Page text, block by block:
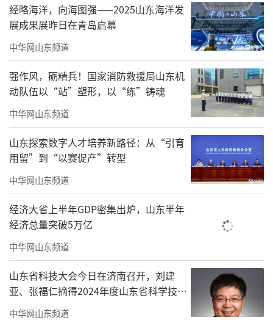
速提质，不断促进文化和旅游深度融合，推动
聊城文旅实现高质量发展、高水平跃升。
会议明确，2024年全市文化和旅游工作要
重点抓好七个方面。着力繁荣艺术创作，在塑
造新时代文艺精品上攻坚突破。坚持以人民为
中心的创作导向，注重抓创作、抓演出、抓市
经略海洋，向海图强——2025山东海洋发
展成果展昨日在青岛启幕
中华网山东频道
强作风，砺精兵！国家消防救援局山东机
动队伍以“站”塑形，以“练”铸魂
中华网山东频道
山东探索数字人才培养新路径：从“引育
用留”到“以赛促产”转型
中华网山东频道
经济大省上半年GDP密集出炉，山东半年
经济总量突破5万亿
中华网山东频道
山东省科技大会今日在济南召开，刘建
亚、张福仁摘得2024年度山东省科学技术
奖最高奖！
中华网山东频道